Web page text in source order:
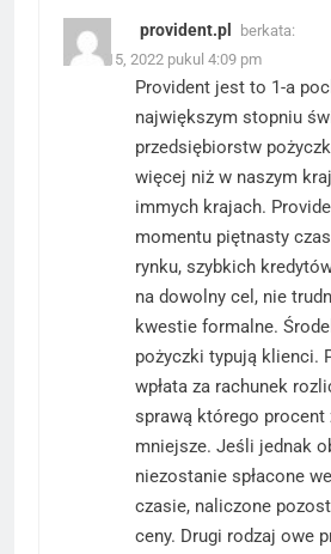
provident.pl
berkata:
Maret 15, 2022 pukul 4:09 pm
Provident jest to 1-a
największym stopniu
przedsiębiorstw
więcej niż w naszym
immych krajach.
momentu piętnasty
rynku, szybkich
na dowolny cel, nie
kwestie formalne.
pożyczki typują klienci.
wpłata za rachunek
sprawą którego procent
mniejsze. Jeśli jednak
niezostanie spłacone
czasie, naliczone
ceny. Drugi rodzaj owe